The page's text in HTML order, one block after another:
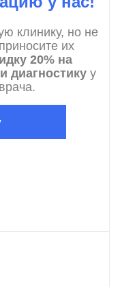
клинику, но не
их
20% на
диагностику у